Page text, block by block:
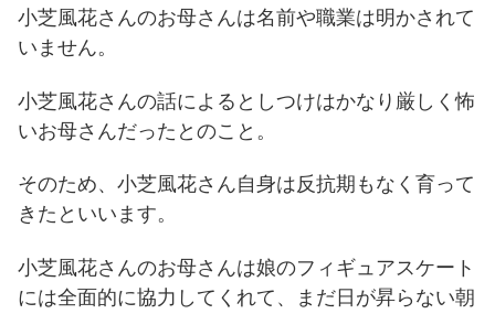
小芝風花さんのお母さんは名前や職業は明かされて
いません。
小芝風花さんの話によるとしつけはかなり厳しく怖
いお母さんだったとのこと。
そのため、小芝風花さん自身は反抗期もなく育って
きたといいます。
小芝風花さんのお母さんは娘のフィギュアスケート
には全面的に協力してくれて、まだ日が昇らない朝